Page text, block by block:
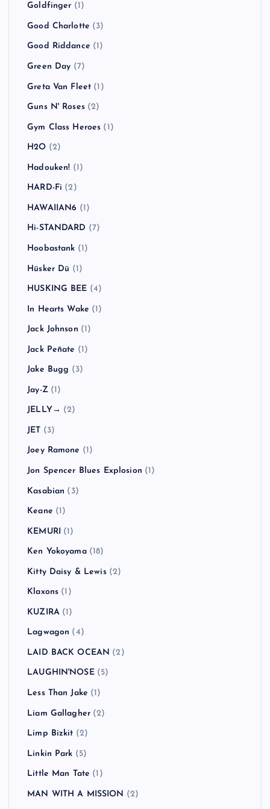
Goldfinger (1)
Good Charlotte (3)
Good Riddance (1)
Green Day (7)
Greta Van Fleet (1)
Guns N' Roses(2)
Gym Class Heroes (1)
H2O (2)
Hadouken! (1)
HARD-Fi (2)
HAWAIIAN6 (1)
Hi-STANDARD (7)
Hoobastank (1)
Hüsker Dü (1)
HUSKING BEE (4)
In Hearts Wake (1)
Jack Johnson (1)
Jack Peñate (1)
Jake Bugg (3)
Jay-Z(1)
JELLY→ (2)
JET (3)
Joey Ramone (1)
Jon Spencer Blues Explosion (1)
Kasabian (3)
Keane (1)
KEMURI (1)
Ken Yokoyama(18)
Kitty Daisy & Lewis(2)
Klaxons (1)
KUZIRA(1)
Lagwagon (4)
LAID BACK OCEAN (2)
LAUGHIN'NOSE(5)
Less Than Jake (1)
Liam Gallagher (2)
Limp Bizkit (2)
Linkin Park (5)
Little Man Tate (1)
MAN WITH A MISSION (2)